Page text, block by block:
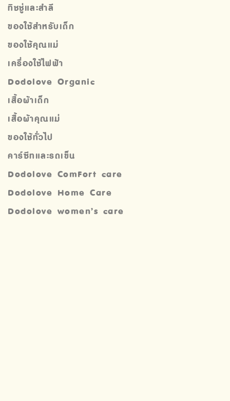
ทิชชู่และสำลี
ของใช้สำหรับเด็ก
ของใช้คุณแม่
เครื่องใช้ไฟฟ้า
Dodolove Organic
เสื้อผ้าเด็ก
เสื้อผ้าคุณแม่
ของใช้ทั่วไป
คาร์ซีทและรถเข็น
Dodolove ComFort care
Dodolove Home Care
Dodolove women’s care